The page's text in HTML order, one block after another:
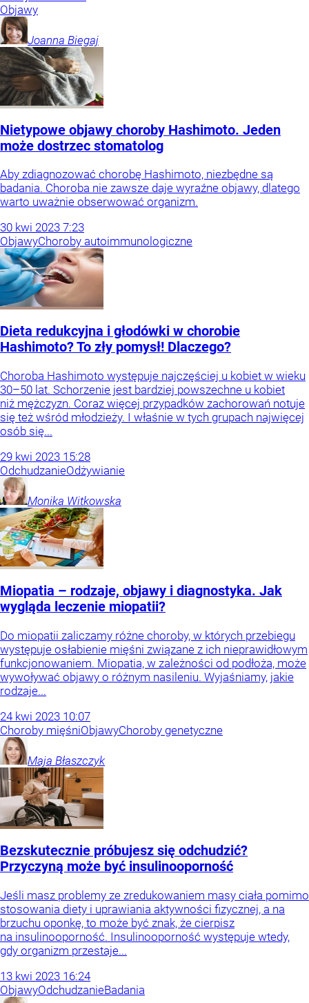
Objawy
Joanna Biegaj
Nietypowe objawy choroby Hashimoto. Jeden
może dostrzec stomatolog
Aby zdiagnozować chorobę Hashimoto, niezbędne są
badania. Choroba nie zawsze daje wyraźne objawy, dlatego
warto uważnie obserwować organizm.
30 kwi 2023 7:23
ObjawyChoroby autoimmunologiczne
Dieta redukcyjna i głodówki w chorobie
Hashimoto? To zły pomysł! Dlaczego?
Choroba Hashimoto występuje najczęściej u kobiet w wieku
30–50 lat. Schorzenie jest bardziej powszechne u kobiet
niż mężczyzn. Coraz więcej przypadków zachorowań notuje
się też wśród młodzieży. I właśnie w tych grupach najwięcej
osób się...
29 kwi 2023 15:28
OdchudzanieOdżywianie
Monika Witkowska
Miopatia – rodzaje, objawy i diagnostyka. Jak
wygląda leczenie miopatii?
Do miopatii zaliczamy różne choroby, w których przebiegu
występuje osłabienie mięśni związane z ich nieprawidłowym
funkcjonowaniem. Miopatia, w zależności od podłoża, może
wywoływać objawy o różnym nasileniu. Wyjaśniamy, jakie
rodzaje...
24 kwi 2023 10:07
Choroby mięśniObjawyChoroby genetyczne
Maja Błaszczyk
Bezskutecznie próbujesz się odchudzić?
Przyczyną może być insulinooporność
Jeśli masz problemy ze zredukowaniem masy ciała pomimo
stosowania diety i uprawiania aktywności fizycznej, a na
brzuchu oponkę, to może być znak, że cierpisz
na insulinooporność. Insulinooporność występuje wtedy,
gdy organizm przestaje...
13 kwi 2023 16:24
ObjawyOdchudzanieBadania